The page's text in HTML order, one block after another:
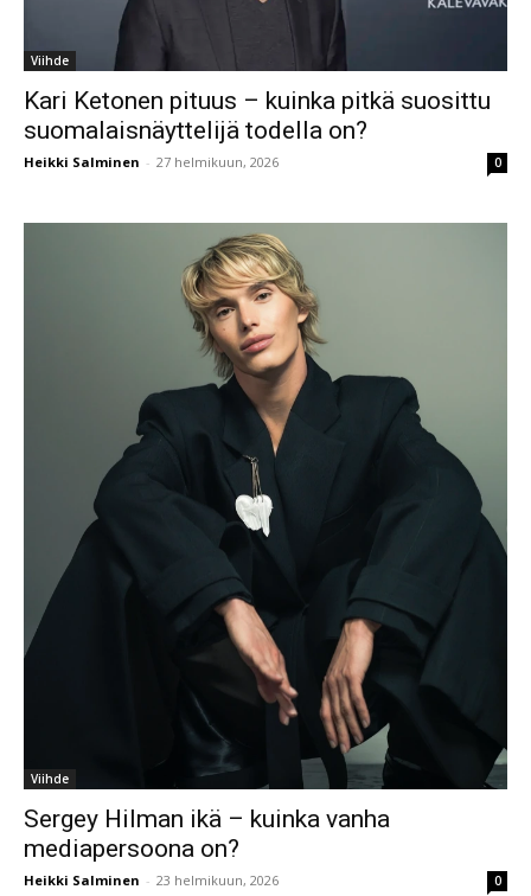
Viihde
Kari Ketonen pituus – kuinka pitkä suosittu
suomalaisnäyttelijä todella on?
Heikki Salminen - 27 helmikuun, 2026 0
Viihde
Sergey Hilman ikä – kuinka vanha
mediapersoona on?
Heikki Salminen - 23 helmikuun, 2026 0